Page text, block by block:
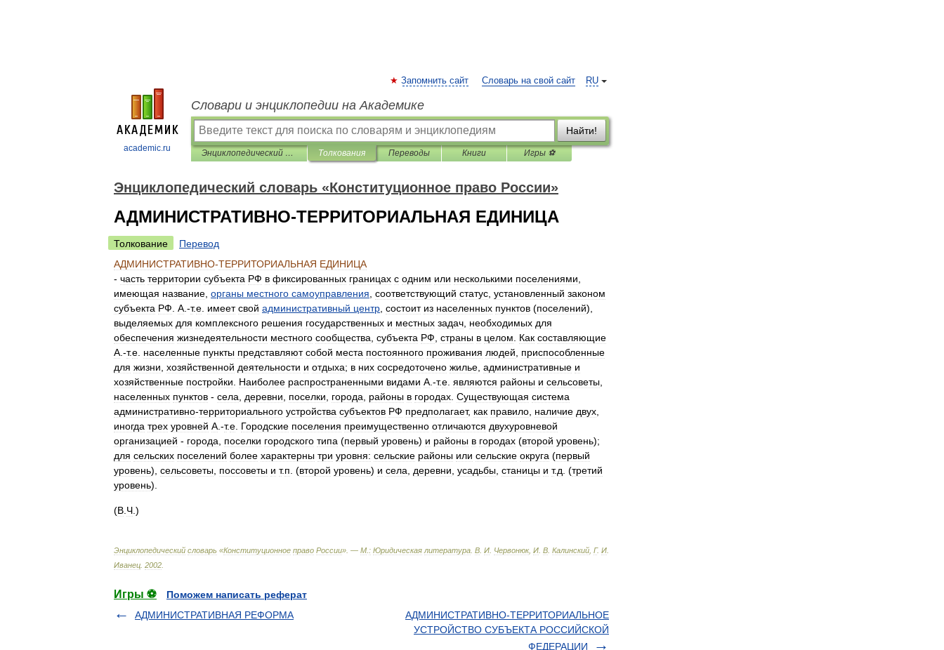
academic.ru
RU
Запомнить сайт Словарь на свой сайт
Словари и энциклопедии на Академике
Найти!
Энциклопедический словарь «Конституционное право России» Толкования Переводы Книги Игры ⚽
Энциклопедический словарь «Конституционное право России»
АДМИНИСТРАТИВНО-ТЕРРИТОРИАЛЬНАЯ ЕДИНИЦА
Толкование
Перевод
АДМИНИСТРАТИВНО-ТЕРРИТОРИАЛЬНАЯ ЕДИНИЦА
- часть территории субъекта РФ в фиксированных границах с одним или несколькими поселениями
имеющая название органы местного самоуправления соответствующий статус установленный законом
субъекта РФ А .-т.е имеет свой административный центр состоит из населенных пунктов (поселений),
выделяемых для комплексного решения государственных и местных задач необходимых для
обеспечения жизнедеятельности местного сообщества субъекта РФ страны в целом Как составляющие
А .-т.е населенные пункты представляют собой места постоянного проживания людей
приспособленные
для жизни хозяйственной деятельности и отдыха; в них сосредоточено жилье административные и
хозяйственные постройки Наиболее распространенными видами А .-т.е являются районы и сельсоветы
населенных пунктов - села деревни поселки города районы в городах Существующая система
административно-территориального устройства субъектов РФ предполагает, как правило наличие двух
иногда трех уровней А .-т.е Городские поселения преимущественно отличаются двухуровневой
организацией - города поселки городского типа (первый уровень) и районы в городах (второй уровень);
для сельских поселений более характерны три уровня: сельские районы или сельские округа (первый
уровень), сельсоветы поссоветы и т.п . (второй уровень) и села деревни усадьбы станицы и т.д . (третий
уровень).
(В Ч .)
Энциклопедический словарь «Конституционное право России». — М : Юридическая литература В И Червонюк, И В Калинский Г. И
Иванец 2002
Игры ⚽
Поможем написать реферат
АДМИНИСТРАТИВНАЯ РЕФОРМА
АДМИНИСТРАТИВНО-ТЕРРИТОРИАЛЬНОЕ
УСТРОЙСТВО СУБЪЕКТА РОССИЙСКОЙ
ФЕДЕРАЦИИ